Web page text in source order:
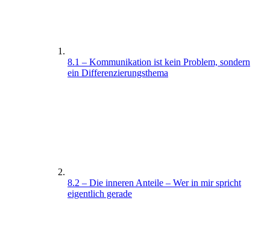
8.1 – Kommunikation ist kein Problem, sondern
ein Differenzierungsthema
8.2 – Die inneren Anteile – Wer in mir spricht
eigentlich gerade